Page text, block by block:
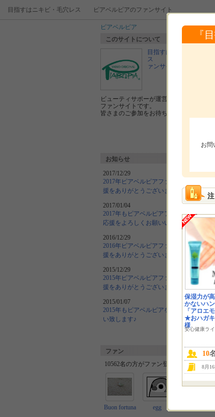
目指すはニキビ・毛穴レス ピアベルピアのファンサイト
ピアベルピア
『
お問
保湿力が
かないハ
「アロエ
★おハガ
様
安心健康ラ
10
8月
このサイトについて
目指すはニキビ・毛穴レ
ス ピアベルピアのフ
ァンサイト
ビューティサポーが運営する、
ファンサイトです。
皆さまのご参加をお待ちしております。
お知らせ
2017/12/29
2017年ピアベルピアファンサイトの応
援をありがとうございました！
2017/01/04
2017年もピアベルピアファンサイトの
応援をよろしくお願いいたします！
2016/12/29
2016年ピアベルピアファンサイトの応
援をありがとうございました！
2015/12/29
2015年ピアベルピアファンサイトの応
援をありがとうございました！
2015/01/07
2015年もピアベルピアをよろしくお願
い致します♪
ファン
10562名の方がファン登録しています。
Buon fortuna egg